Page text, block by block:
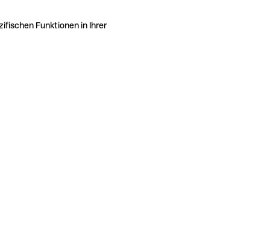
Funktionen in Ihrer